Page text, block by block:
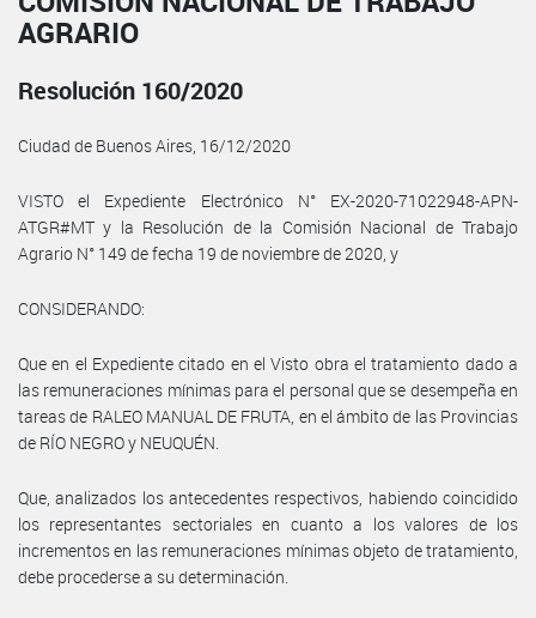
AGRARIO
Resolución 160/2020
Ciudad de Buenos Aires, 16/12/2020
VISTO el Expediente Electrónico N° EX-2020-71022948-APN-
ATGR#MT y la Resolución de la Comisión Nacional de Trabajo
Agrario N° 149 de fecha 19 de noviembre de 2020, y
CONSIDERANDO:
Que en el Expediente citado en el Visto obra el tratamiento dado a
las remuneraciones mínimas para el personal que se desempeña en
tareas de RALEO MANUAL DE FRUTA, en el ámbito de las Provincias
de RÍO NEGRO y NEUQUÉN.
Que, analizados los antecedentes respectivos, habiendo coincidido
los representantes sectoriales en cuanto a los valores de los
incrementos en las remuneraciones mínimas objeto de tratamiento,
debe procederse a su determinación.